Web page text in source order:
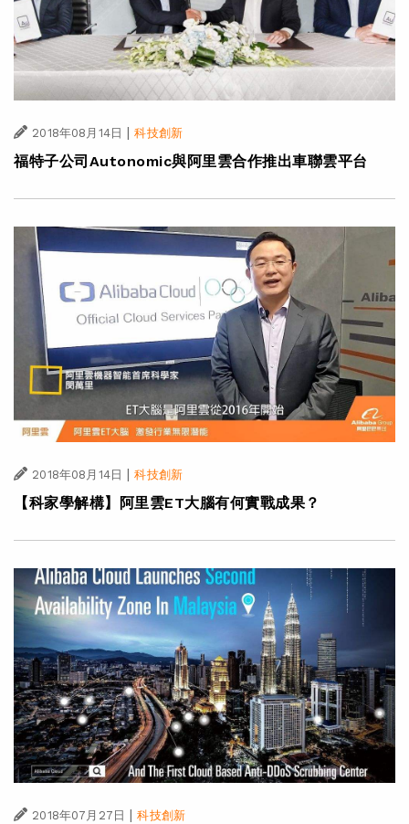
2018年08月14日 科技創新
福特子公司Autonomic與阿里雲合作推出車聯雲平台
2018年08月14日 | 科技創新
【科家學解構】阿里雲ET大腦有何實戰成果？
2018年07月27日 | 科技創新